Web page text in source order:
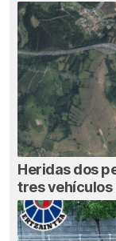
Heridas dos
tres vehículos